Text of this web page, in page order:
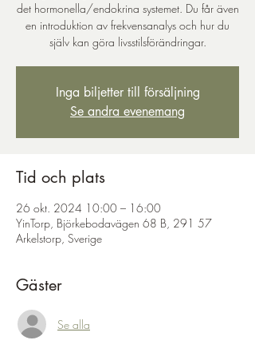
det hormonella/endokrina systemet. Du får även
en introduktion av frekvensanalys och hur du
själv kan göra livsstilsförändringar.
Inga biljetter till försäljning
Se andra evenemang
Tid och plats
26 okt. 2024 10:00 – 16:00
YinTorp, Björkebodavägen 68 B, 291 57
Arkelstorp, Sverige
Gäster
Se alla